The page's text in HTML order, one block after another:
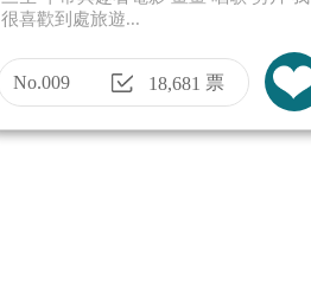
很喜歡到處旅遊...
No.009 18,681 票